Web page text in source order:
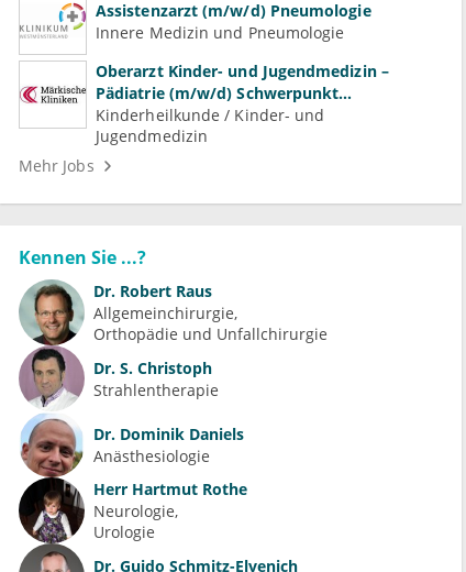
Assistenzarzt (m/w/d) Pneumologie
Innere Medizin und Pneumologie
Oberarzt Kinder- und Jugendmedizin –
Pädiatrie (m/w/d) Schwerpunkt
Neonatologie
Kinderheilkunde / Kinder- und
Jugendmedizin
Mehr Jobs
Kennen Sie ...?
Dr. Robert Raus
Allgemeinchirurgie
Orthopädie und Unfallchirurgie
Dr. S. Christoph
Strahlentherapie
Dr. Dominik Daniels
Anästhesiologie
Herr Hartmut Rothe
Neurologie
Urologie
Dr. Guido Schmitz-Elvenich